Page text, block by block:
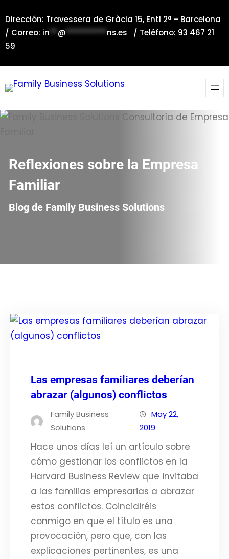
al
contenido
Dirección: Travessera de Gràcia 15, Entl 2ª – Barcelona
/ Correo: in**@**********ns.es / Teléfono: 93 467 21
59
Reflexiones sobre la Empresa
Familiar
Blog de Family Business Solutions
Las empresas familiares deberían
abrazar (algunos) conflictos
Family Business
Solutions
May 22,
2019
Hace unos días leí un artículo sobre
cómo gestionar los conflictos en la
Harvard Business Review que invitaba
a las familias empresarias a abrazar
estos conflictos. Coincidiréis
conmigo en que el título es una
provocación, pero que, con las
explicaciones pertinentes, es una